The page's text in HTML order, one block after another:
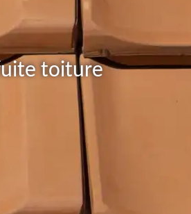
toiture